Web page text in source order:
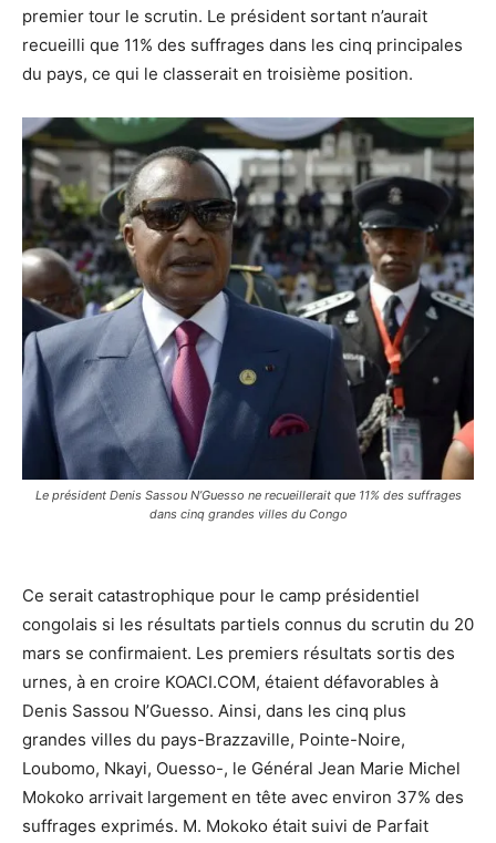
premier tour le scrutin. Le président sortant n’aurait
recueilli que 11% des suffrages dans les cinq principales
du pays, ce qui le classerait en troisième position.
Le président Denis Sassou N’Guesso ne recueillerait que 11% des suffrages
dans cinq grandes villes du Congo
Ce serait catastrophique pour le camp présidentiel
congolais si les résultats partiels connus du scrutin du 20
mars se confirmaient. Les premiers résultats sortis des
urnes, à en croire KOACI.COM, étaient défavorables à
Denis Sassou N’Guesso. Ainsi, dans les cinq plus
grandes villes du pays-Brazzaville, Pointe-Noire,
Loubomo, Nkayi, Ouesso-, le Général Jean Marie Michel
Mokoko arrivait largement en tête avec environ 37% des
suffrages exprimés. M. Mokoko était suivi de Parfait